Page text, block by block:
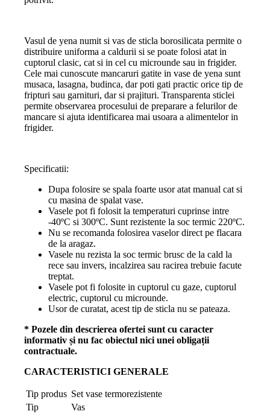
Vasul de yena numit si vas de sticla borosilicata permite o
distribuire uniforma a caldurii si se poate folosi atat in
cuptorul clasic, cat si in cel cu microunde sau in frigider.
Cele mai cunoscute mancaruri gatite in vase de yena sunt
musaca, lasagna, budinca, dar poti gati practic orice tip de
fripturi sau garnituri, dar si prajituri. Transparenta sticlei
permite observarea procesului de preparare a felurilor de
mancare si ajuta identificarea mai usoara a alimentelor in
frigider.
Specificatii:
Dupa folosire se spala foarte usor atat manual cat si
cu masina de spalat vase.
Vasele pot fi folosit la temperaturi cuprinse intre
-40ºC si 300ºC. Sunt rezistente la soc termic 220ºC.
Nu se recomanda folosirea vaselor direct pe flacara
de la aragaz.
Vasele nu rezista la soc termic brusc de la cald la
rece sau invers, incalzirea sau racirea trebuie facute
treptat.
Vasele pot fi folosite in cuptorul cu gaze, cuptorul
electric, cuptorul cu microunde.
Usor de curatat, acest tip de sticla nu se pateaza.
* Pozele din descrierea ofertei sunt cu caracter
informativ și nu fac obiectul nici unei obligații
contractuale.
CARACTERISTICI GENERALE
Tip produs Set vase termorezistente
Tip
Vas